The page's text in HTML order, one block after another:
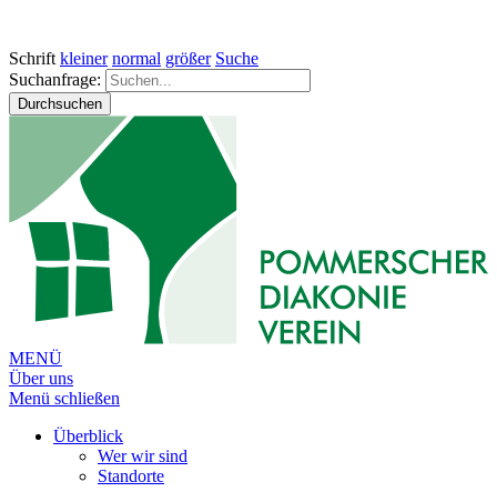
Schrift kleiner normal größer Suche
Suchanfrage:
Durchsuchen
MENÜ
Über uns
Menü schließen
Überblick
Wer wir sind
Standorte